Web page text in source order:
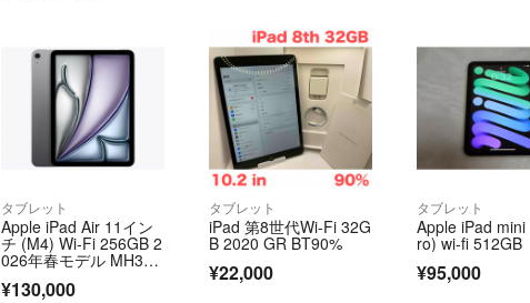
タブレット
Apple iPad Air 11イン
チ (M4) Wi-Fi 256GB 2
026年春モデル MH354
J/A スペースグレイ
¥130,000
タブレット
iPad 第8世代Wi-Fi 32G
B 2020 GR BT90%
¥22,000
タブレット
Apple iPad
ro) wi-fi 512GB
¥95,000